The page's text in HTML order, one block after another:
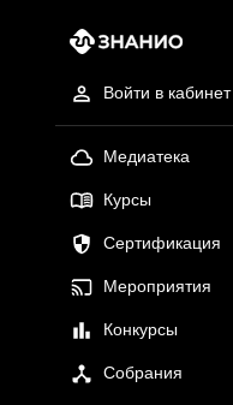
Войти в кабинет
Медиатека
Курсы
Сертификация
Мероприятия
Конкурсы
Собрания